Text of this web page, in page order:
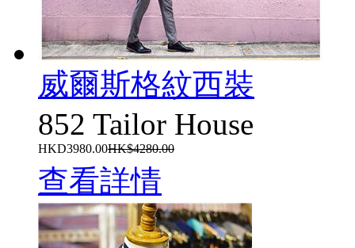
威爾斯格紋西裝
852 Tailor House
HKD3980.00HK$4280.00
查看詳情